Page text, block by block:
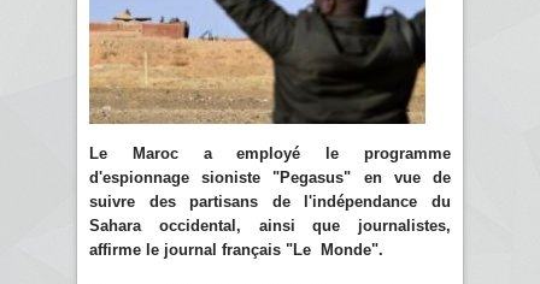
Le Maroc a employé le programme
d'espionnage sioniste "Pegasus" en vue de
suivre des partisans de l'indépendance du
Sahara occidental, ainsi que journalistes,
affirme le journal français "Le Monde".